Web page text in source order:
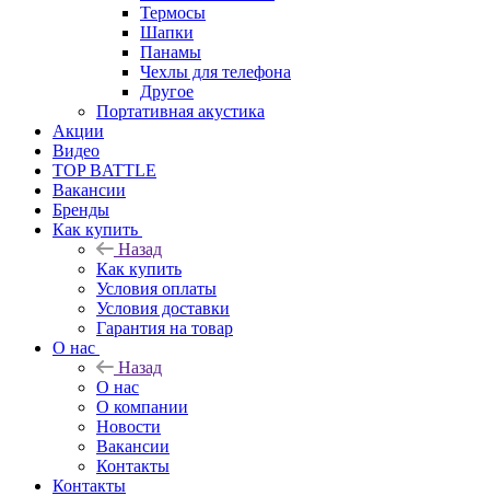
Термосы
Шапки
Панамы
Чехлы для телефона
Другое
Портативная акустика
Акции
Видео
TOP BATTLE
Вакансии
Бренды
Как купить
Назад
Как купить
Условия оплаты
Условия доставки
Гарантия на товар
О нас
Назад
О нас
О компании
Новости
Вакансии
Контакты
Контакты